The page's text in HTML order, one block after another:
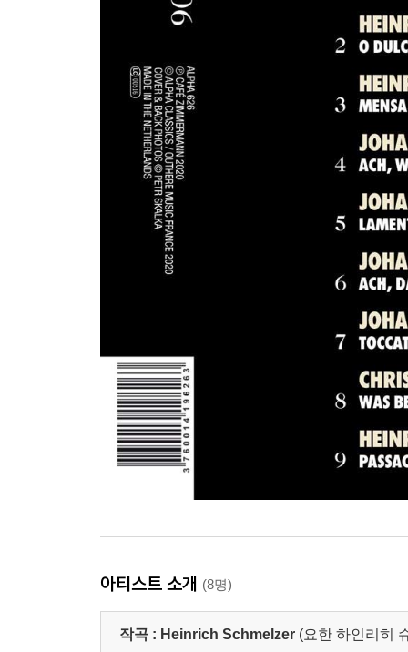
아티스트 소개 (8명)
작곡 : Heinrich Schmelzer (요한 하인리히